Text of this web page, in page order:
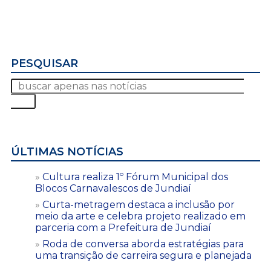
PESQUISAR
ÚLTIMAS NOTÍCIAS
Cultura realiza 1º Fórum Municipal dos
Blocos Carnavalescos de Jundiaí
Curta-metragem destaca a inclusão por
meio da arte e celebra projeto realizado em
parceria com a Prefeitura de Jundiaí
Roda de conversa aborda estratégias para
uma transição de carreira segura e planejada